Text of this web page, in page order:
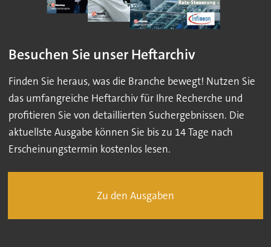
Besuchen Sie unser Heftarchiv
Finden Sie heraus, was die Branche bewegt! Nutzen Sie
das umfangreiche Heftarchiv für Ihre Recherche und
profitieren Sie von detaillierten Suchergebnissen. Die
aktuellste Ausgabe können Sie bis zu 14 Tage nach
Erscheinungstermin kostenlos lesen.
Zu den Ausgaben